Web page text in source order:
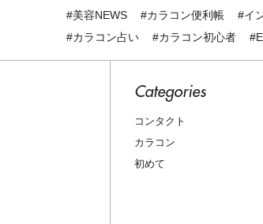
#美容NEWS
#カラコン便利帳
#イ
#カラコン占い
#カラコン初心者
Categories
コンタクト
カラコン
初めて